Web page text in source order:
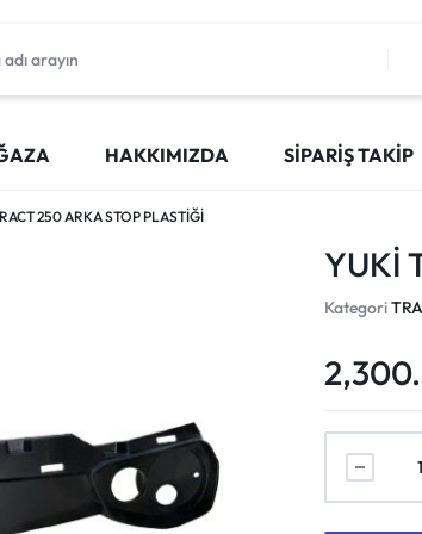
HAKKIMIZDA SIPARIŞ TAKIP
250 ARKA STOP PLASTİĞİ
YUKİ
Kategori